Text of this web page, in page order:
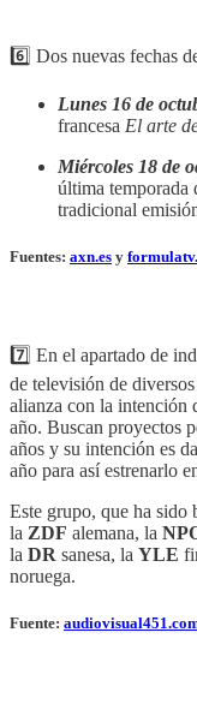
6️⃣ Dos nuevas fechas
Lunes 16 de
francesa El arte
Miércoles 18 de
última temporada
tradicional
Fuentes: axn.es y
7️⃣ En el apartado de
de televisión de
alianza con la intención
año. Buscan proyectos
años y su intención es
año para así estrenarlo
Este grupo, que ha sido
la ZDF alemana, la
la DR sanesa, la YLE
noruega.
Fuente: